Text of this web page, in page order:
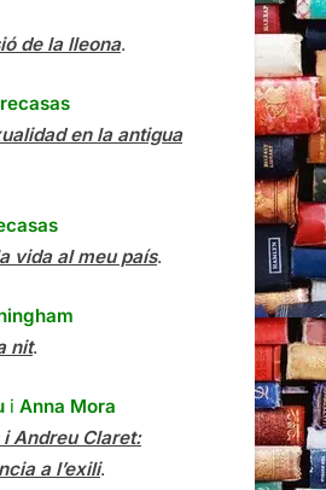
de la lleona.
en la antigua
vida al meu país.
nit.
i Anna Mora
i Andreu Claret:
a l’exili.